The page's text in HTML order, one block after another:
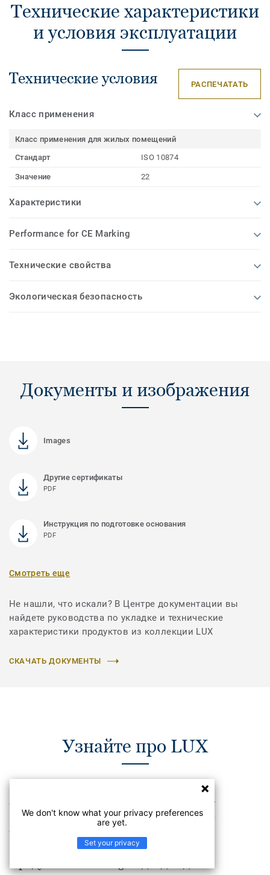
Технические характеристики
и условия эксплуатации
Технические условия РАСПЕЧАТАТЬ
Класс применения
Класс применения для жилых помещений
Стандарт
ISO 10874
Значение 22
Характеристики
Performance for CE Marking
Технические свойства
Экологическая безопасность
Документы и изображения
Images
Другие сертификаты
PDF
Инструкция по подготовке основания
PDF
Смотреть еще
Не нашли, что искали? В Центре документации вы
найдете руководства по укладке и технические
характеристики продуктов из коллекции LUX
СКАЧАТЬ ДОКУМЕНТЫ
Узнайте про LUX
LUX – удачное сочетание цены и качества,
соответствие всем нормам СНиП, делают эту
коллекцию наиболее удачным решением для
строительного сектора.
We don't know what your privacy preferences
are yet.
Set your privacy